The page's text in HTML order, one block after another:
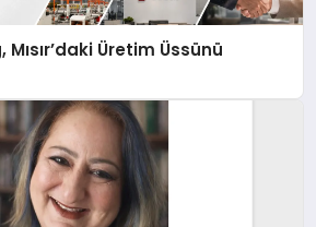
Üretim Üssünü